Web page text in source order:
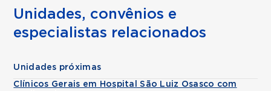
Unidades, convênios e
especialistas relacionados
Unidades próximas
Clínicos Gerais em Hospital São Luiz Osasco com